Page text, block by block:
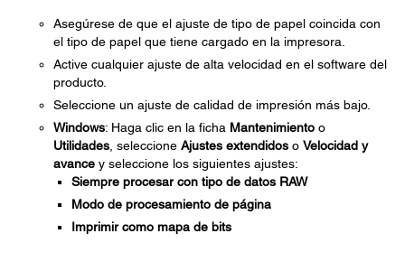
Asegúrese de que el ajuste de tipo de papel coincida con
el tipo de papel que tiene cargado en la impresora.
Active cualquier ajuste de alta velocidad en el software del
producto.
Seleccione un ajuste de calidad de impresión más bajo.
Windows: Haga clic en la ficha Mantenimiento o
Utilidades , seleccione Ajustes extendidos o Velocidad y
avance y seleccione los siguientes ajustes:
Siempre procesar con tipo de datos RAW
Modo de procesamiento de página
Imprimir como mapa de bits